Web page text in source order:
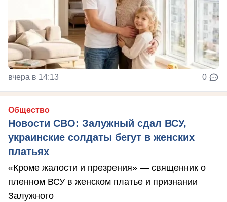
вчера в 14:13 0
Общество
Новости СВО: Залужный сдал ВСУ,
украинские солдаты бегут в женских
платьях
«Кроме жалости и презрения» — священник о
пленном ВСУ в женском платье и признании
Залужного